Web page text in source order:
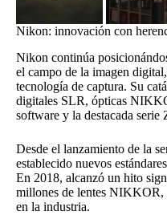
Nikon: innovación con
Nikon continúa
el campo de la imagen
tecnología de captura. Su
digitales SLR, ópticas
software y la destacada serie
Desde el lanzamiento de la
establecido nuevos
En 2018, alcanzó un hito
millones de lentes NIKKOR,
en la industria.